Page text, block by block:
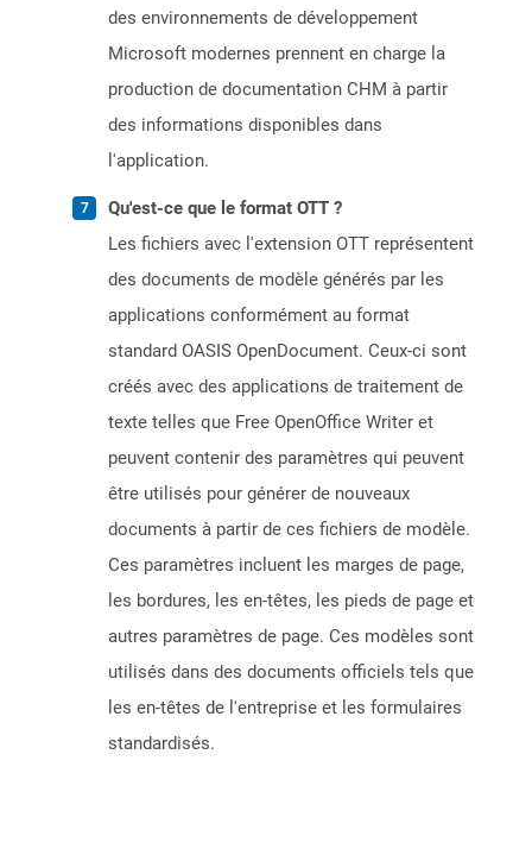
des environnements de développement
Microsoft modernes prennent en charge la
production de documentation CHM à partir
des informations disponibles dans
l'application.
Qu'est-ce que le format OTT ?
Les fichiers avec l'extension OTT représentent
des documents de modèle générés par les
applications conformément au format
standard OASIS OpenDocument. Ceux-ci sont
créés avec des applications de traitement de
texte telles que Free OpenOffice Writer et
peuvent contenir des paramètres qui peuvent
être utilisés pour générer de nouveaux
documents à partir de ces fichiers de modèle.
Ces paramètres incluent les marges de page,
les bordures, les en-têtes, les pieds de page et
autres paramètres de page. Ces modèles sont
utilisés dans des documents officiels tels que
les en-têtes de l'entreprise et les formulaires
standardisés.